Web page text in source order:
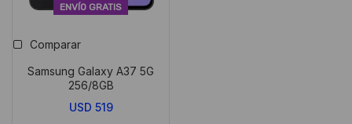
ENVÍO GRATIS
Comparar
Samsung Galaxy A37 5G
256/8GB
USD 519